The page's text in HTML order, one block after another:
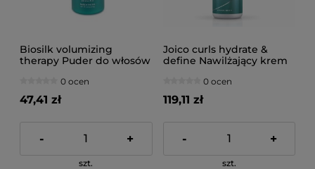
Biosilk volumizing
therapy Puder do włosów
0 ocen
47,41 zł
- +
szt.
Joico curls hydrate &
define Nawilżający krem
0 ocen
119,11 zł
- +
szt.